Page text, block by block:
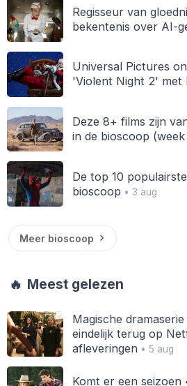
Regisseur van
bekentenis over AI-
Universal Pictures
'Violent Night 2' met
Deze 8+ films zijn
in de bioscoop
De top 10
bioscoop • 3 aug
Meer bioscoop
🔥 Meest gelezen
Magische
eindelijk terug op
afleveringen• 5 aug
Komt er een